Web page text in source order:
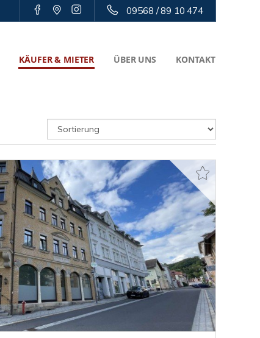
09568 / 89 10 474
KÄUFER & MIETER ÜBER UNS KONTAKT